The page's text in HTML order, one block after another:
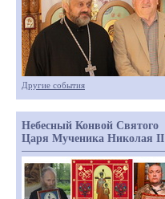
Другие события
Небесный Конвой Святого
Царя Мученика Николая II